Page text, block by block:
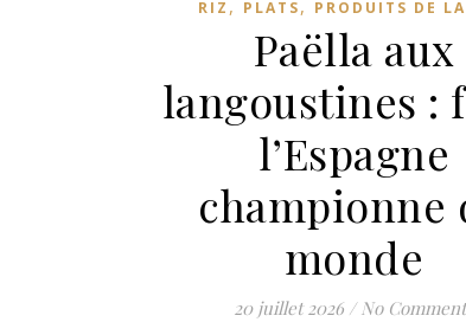
RIZ , PLATS, PRODUITS DE
Paëlla aux
langoustines :
l’Espagne
championne
monde
20 juillet 2026 / No